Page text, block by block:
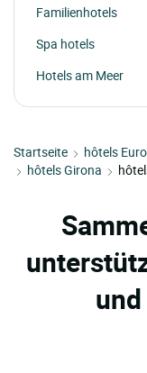
Familienhotels
Spa hotels
Hotels am Meer
Startseite hôtels
hôtels Girona